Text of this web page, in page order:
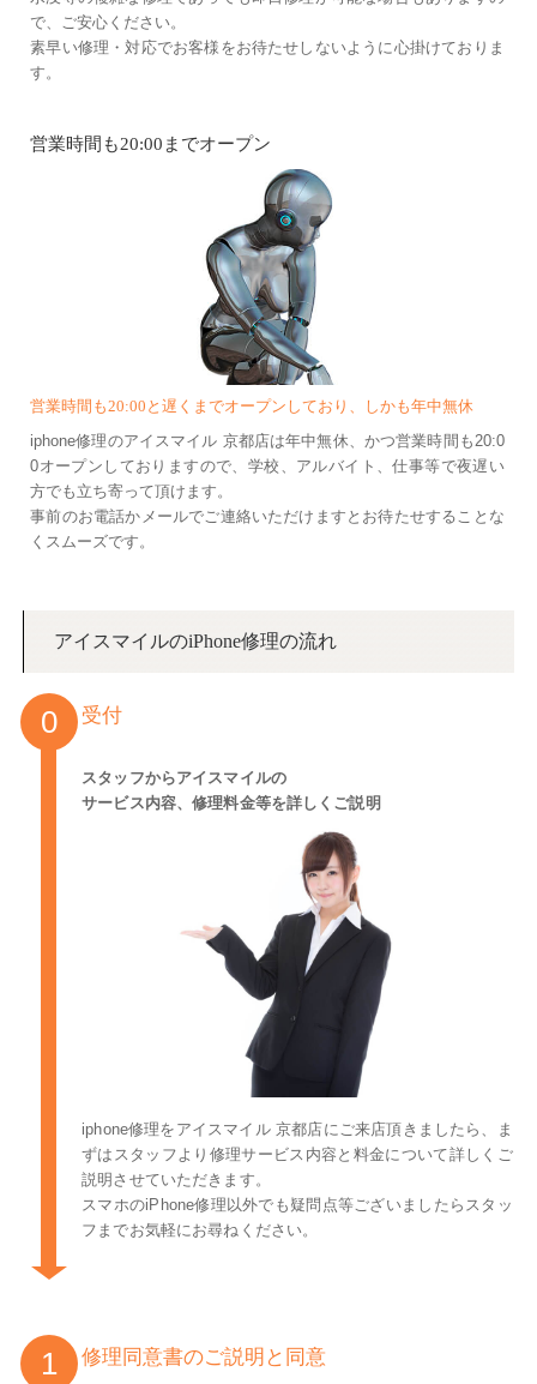
で、ご安心ください。
素早い修理・対応でお客様をお待たせしないように心掛けておりま
す。
営業時間も20:00までオープン
営業時間も20:00と遅くまでオープンしており、しかも年中無休
iphone修理のアイスマイル 京都店は年中無休、かつ営業時間も20:0
0オープンしておりますので、学校、アルバイト、仕事等で夜遅い
方でも立ち寄って頂けます。
事前のお電話かメールでご連絡いただけますとお待たせすることな
くスムーズです。
アイスマイルのiPhone修理の流れ
受付
スタッフからアイスマイルの
サービス内容、修理料金等を詳しくご説明
iphone修理をアイスマイル 京都店にご来店頂きましたら、ま
ずはスタッフより修理サービス内容と料金について詳しくご
説明させていただきます。
スマホのiPhone修理以外でも疑問点等ございましたらスタッ
フまでお気軽にお尋ねください。
修理同意書のご説明と同意